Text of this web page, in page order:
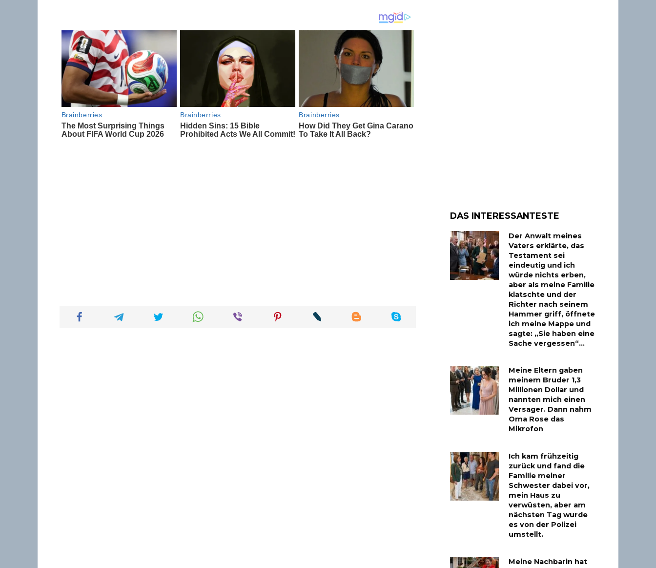
DAS INTERESSANTESTE
Der Anwalt meines
Vaters erklärte, das
Testament sei
eindeutig und ich
würde nichts erben,
aber als meine Familie
klatschte und der
Richter nach seinem
Hammer griff, öffnete
ich meine Mappe und
sagte: „Sie haben eine
Sache vergessen“…
Meine Eltern gaben
meinem Bruder 1,3
Millionen Dollar und
nannten mich einen
Versager. Dann nahm
Oma Rose das
Mikrofon
Ich kam frühzeitig
zurück und fand die
Familie meiner
Schwester dabei vor,
mein Haus zu
verwüsten, aber am
nächsten Tag wurde
es von der Polizei
umstellt.
Meine Nachbarin hat